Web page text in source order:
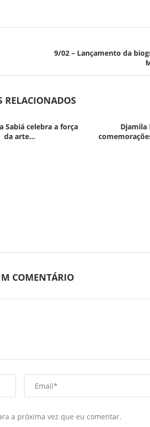
9/02 – Lançamento da
RELACIONADOS
Sabiá celebra a força
da arte...
Djamila
COMENTÁRIO
a próxima vez que eu comentar.